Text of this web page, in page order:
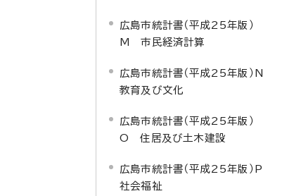
広島市統計書（平成25年版）
M 市民経済計算
広島市統計書（平成25年版）N
教育及び文化
広島市統計書（平成25年版）
O 住居及び土木建設
広島市統計書（平成25年版）P
社会福祉